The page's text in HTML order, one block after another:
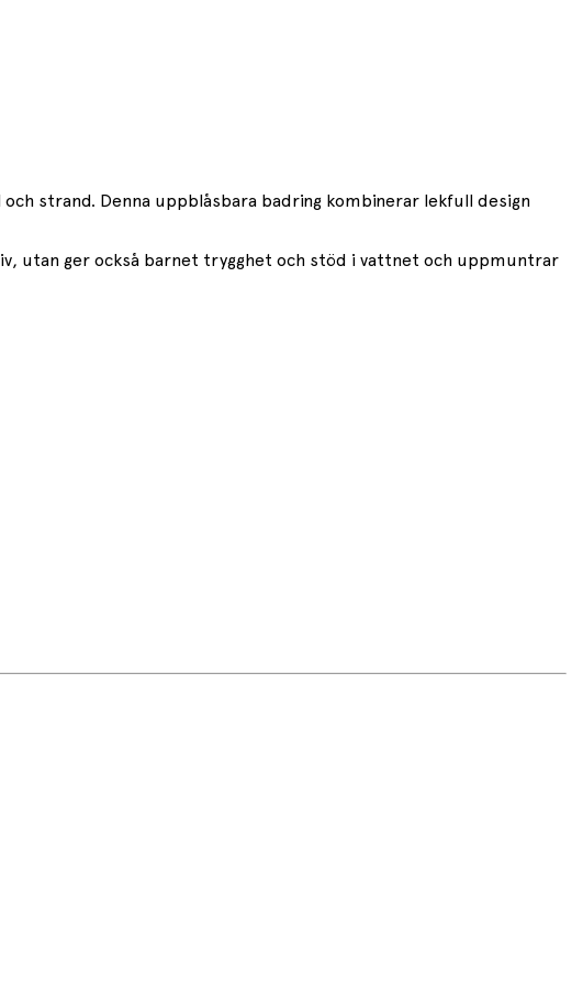
strand. Denna uppblåsbara badring kombinerar lekfull design
utan ger också barnet trygghet och stöd i vattnet och uppmuntrar